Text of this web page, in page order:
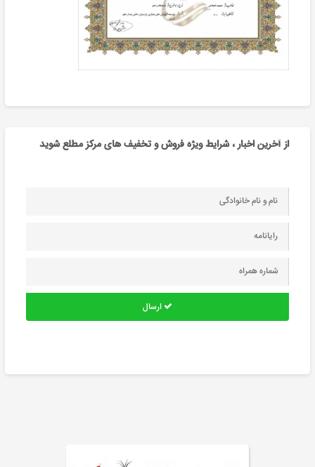
از آخرین اخبار ، شرایط ویژه فروش و تخفیف های مرکز مطلع شوید
ارسال